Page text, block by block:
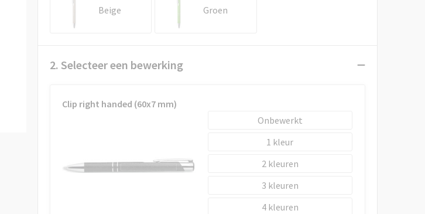
Beige Groen
2. Selecteer een bewerking
Clip right handed (60x7 mm)
Onbewerkt
1
2
3
4